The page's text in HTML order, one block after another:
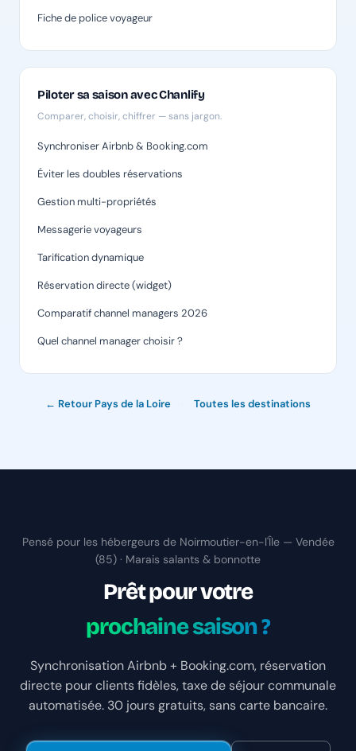
Fiche de police voyageur
Piloter sa saison avec Chanlify
Comparer, choisir, chiffrer — sans jargon.
Synchroniser Airbnb & Booking.com
Éviter les doubles réservations
Gestion multi-propriétés
Messagerie voyageurs
Tarification dynamique
Réservation directe (widget)
Comparatif channel managers 2026
Quel channel manager choisir ?
← Retour Pays de la Loire Toutes les destinations
Pensé pour les hébergeurs de Noirmoutier-en-l'Île — Vendée
(85) · Marais salants & bonnotte
Prêt pour votre
prochaine saison ?
Synchronisation Airbnb + Booking.com, réservation
directe pour clients fidèles, taxe de séjour communale
automatisée. 30 jours gratuits, sans carte bancaire.